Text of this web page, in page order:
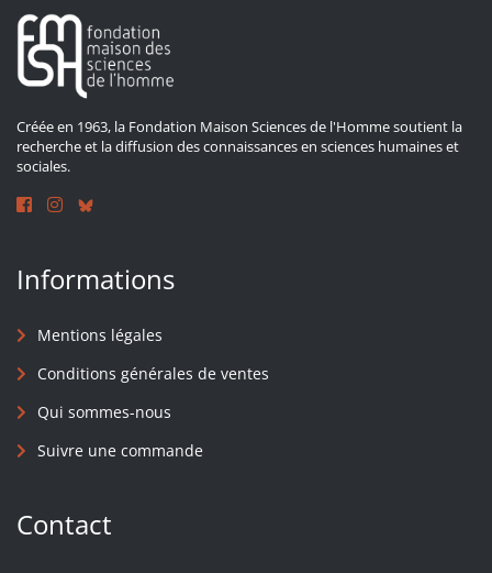
Créée en 1963, la Fondation Maison Sciences de l'Homme soutient la
recherche et la diffusion des connaissances en sciences humaines et
sociales.
Informations
Mentions légales
Conditions générales de ventes
Qui sommes-nous
Suivre une commande
Contact